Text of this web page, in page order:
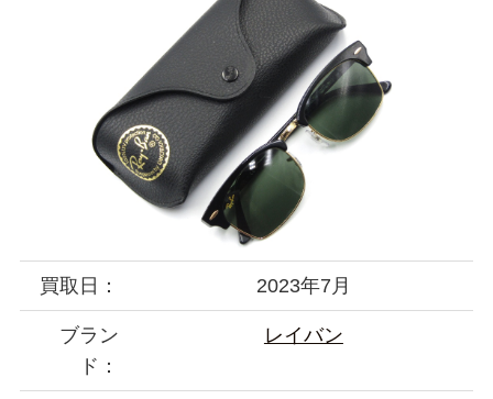
買取日： 2023年7月
ブラン
ド：
レイバン